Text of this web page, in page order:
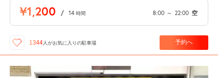
¥1,200 / 14 時間 8:00 ～ 22:00 空
1344 人がお気に入りの駐車場 予約へ